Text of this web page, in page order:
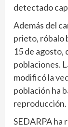
detectado
Además del
prieto, róbalo
15 de agosto,
poblaciones.
modificó la
población ha
reproducción.
SEDARPA ha